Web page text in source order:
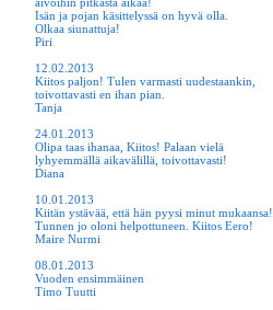
Isän ja pojan käsittelyssä on hyvä olla.
Olkaa siunattuja!
Piri
12.02.2013
Kiitos paljon! Tulen varmasti uudestaankin,
toivottavasti en ihan pian.
Tanja
24.01.2013
Olipa taas ihanaa, Kiitos! Palaan vielä
lyhyemmällä aikavälillä, toivottavasti!
Diana
10.01.2013
Kiitän ystävää, että hän pyysi minut mukaansa!
Tunnen jo oloni helpottuneen. Kiitos Eero!
Maire Nurmi
08.01.2013
Vuoden ensimmäinen
Timo Tuutti